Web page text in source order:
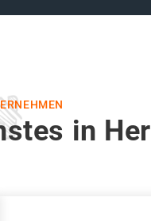
in